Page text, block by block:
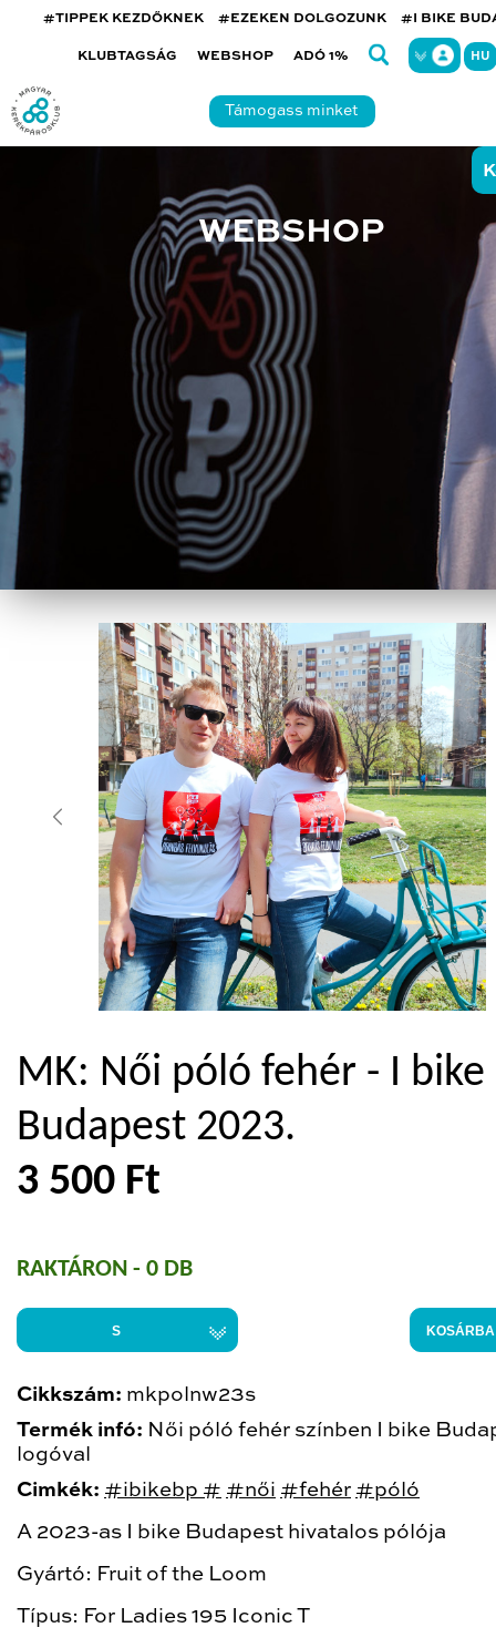
#TIPPEK KEZDŐKNEK #EZEKEN DOLGOZUNK #I BIKE
KLUBTAGSÁG WEBSHOP ADÓ 1% HU
Támogass minket
WEBSHOP
MK: Női póló fehér - I bike
Budapest 2023.
3 500 Ft
RAKTÁRON - 0 DB
S
Cikkszám: mkpolnw23s
Termék infó: Női póló fehér színben I bike
logóval
Cimkék: #ibikebp # #női #fehér #póló
A 2023-as I bike Budapest hivatalos pólója
Gyártó: Fruit of the Loom
Típus: For Ladies 195 Iconic T